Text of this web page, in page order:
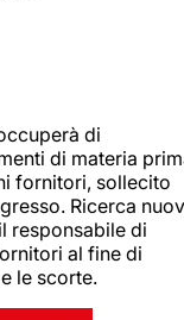
di
di materia
fornitori, sollecito
Ricerca
responsabile di
al fine di
le scorte.